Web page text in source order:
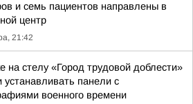
и семь пациентов направлены в
центр
21:42
на стелу «Город трудовой доблести»
устанавливать панели с
военного времени